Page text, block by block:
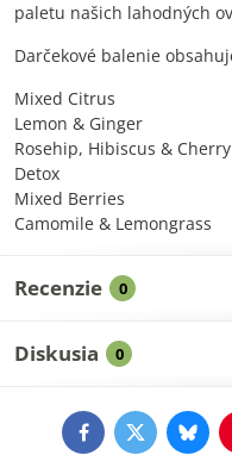
paletu našich lahodných
Darčekové balenie
Mixed Citrus
Lemon & Ginger
Rosehip, Hibiscus & Cherry
Detox
Mixed Berries
Camomile & Lemongrass
Recenzie 0
Diskusia 0
FacebookTwitter